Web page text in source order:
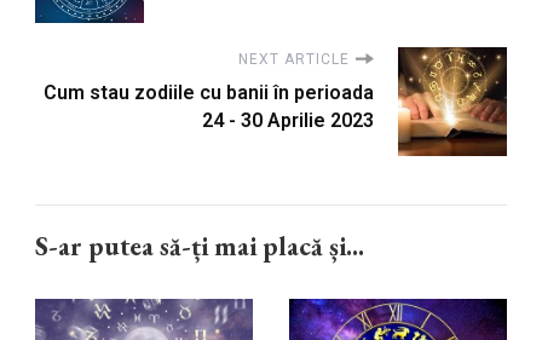
NEXT ARTICLE
Cum stau zodiile cu banii în perioada
24 - 30 Aprilie 2023
S-ar putea să-ți mai placă și...